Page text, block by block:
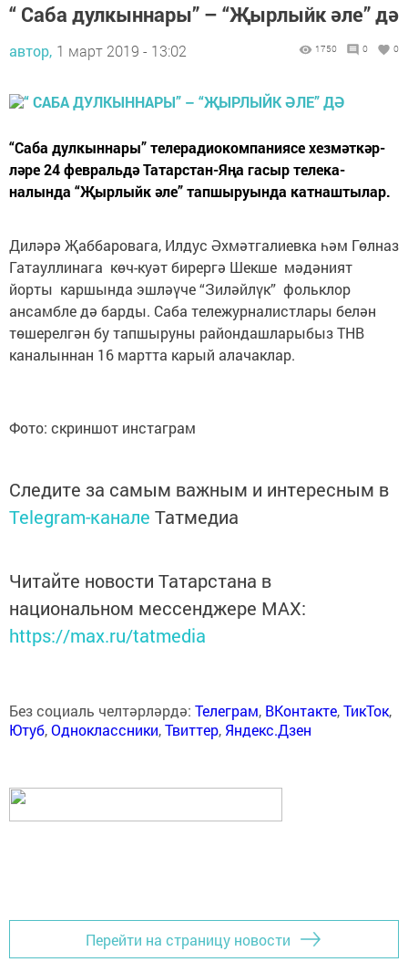
“ Саба дулкыннары” – “Җырлыйк әле” дә
автор, 1 март 2019 - 13:02 1750 0 0
“Саба дулкыннары” телерадиокомпаниясе хезмәт­кәр­­­
ләре 24 февральдә Татарстан-Яңа гасыр телека­
налында “Җырлыйк әле” тапшыруында катнаштылар.
Диләрә Җаббаровага, Илдус Әхмәтгалиевка һәм Гөлназ
Гатауллинага көч-куәт бирергә Шекше мә­дәният
йорты каршында эшләүче “Зиләйлүк” фольклор
ансамбле дә барды. Саба тележурналистлары белән
төшерелгән бу тапшыруны райондашларыбыз ТНВ
каналыннан 16 мартта карый алачаклар.
Фото: скриншот инстаграм
Следите за самым важным и интересным в
Telegram-канале Татмедиа
Читайте новости Татарстана в
национальном мессенджере MАХ:
https://max.ru/tatmedia
Без социаль челтәрләрдә: Телеграм, ВКонтакте,ТикТок,
Ютуб,Одноклассники,Твиттер, Яндекс.Дзен
Перейти на страницу новости